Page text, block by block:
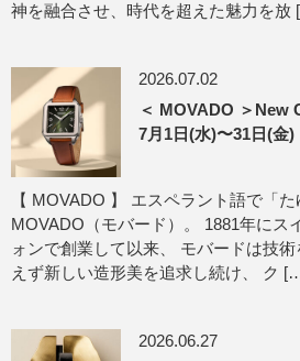
神を融合させ、時代を超えた魅力を放
2026.07.02
＜ MOVADO ＞
7月1日(水)〜31日(金)
【 MOVADO 】 エスペラント語で「
MOVADO（モバード）。 1881年にス
ォンで創業して以来、 モバードは技
えず新しい造形美を追求し続け、 ク
2026.06.27